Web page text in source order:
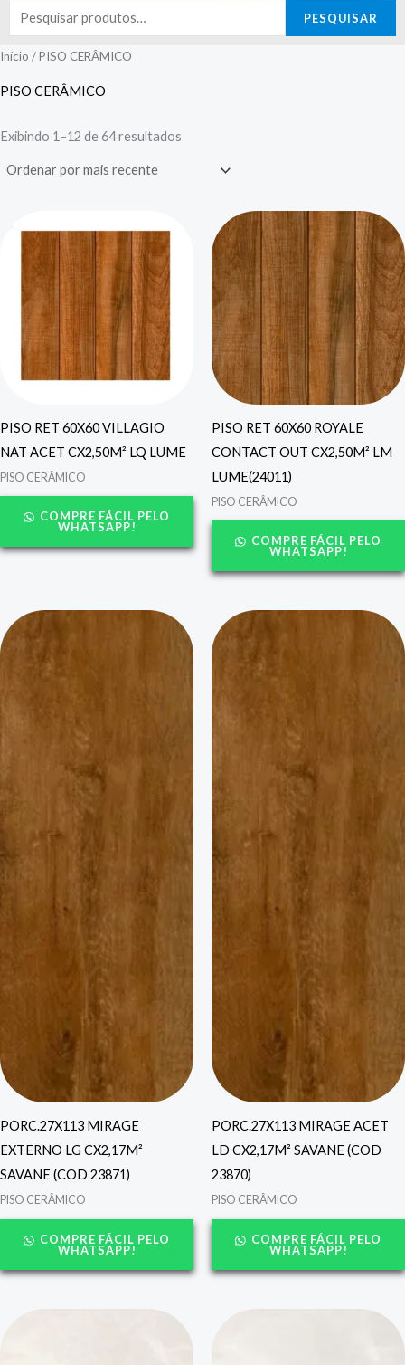
Pesquisar
por:
PESQUISAR
Início / PISO CERÂMICO
PISO CERÂMICO
Exibindo 1–12 de 64 resultados
PISO RET 60X60 VILLAGIO
NAT ACET CX2,50M² LQ LUME
PISO CERÂMICO
COMPRE FÁCIL PELO
WHATSAPP!
PISO RET 60X60 ROYALE
CONTACT OUT CX2,50M² LM
LUME(24011)
PISO CERÂMICO
COMPRE FÁCIL PELO
WHATSAPP!
PORC.27X113 MIRAGE
EXTERNO LG CX2,17M²
SAVANE (COD 23871)
PISO CERÂMICO
COMPRE FÁCIL PELO
WHATSAPP!
PORC.27X113 MIRAGE ACET
LD CX2,17M² SAVANE (COD
23870)
PISO CERÂMICO
COMPRE FÁCIL PELO
WHATSAPP!